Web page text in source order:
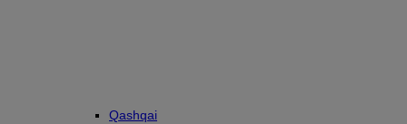
Qashqai